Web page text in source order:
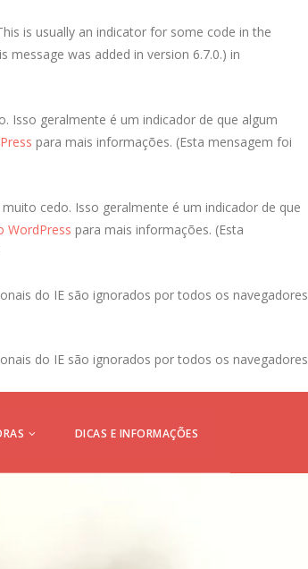
is usually an indicator for some code in the
message was added in version 6.7.0.) in
Isso geralmente é um indicador de que algum
para mais informações. (Esta mensagem foi
cedo. Isso geralmente é um indicador de que
WordPress para mais informações. (Esta
do IE são ignorados por todos os navegadores
do IE são ignorados por todos os navegadores
DICAS E INFORMAÇÕES